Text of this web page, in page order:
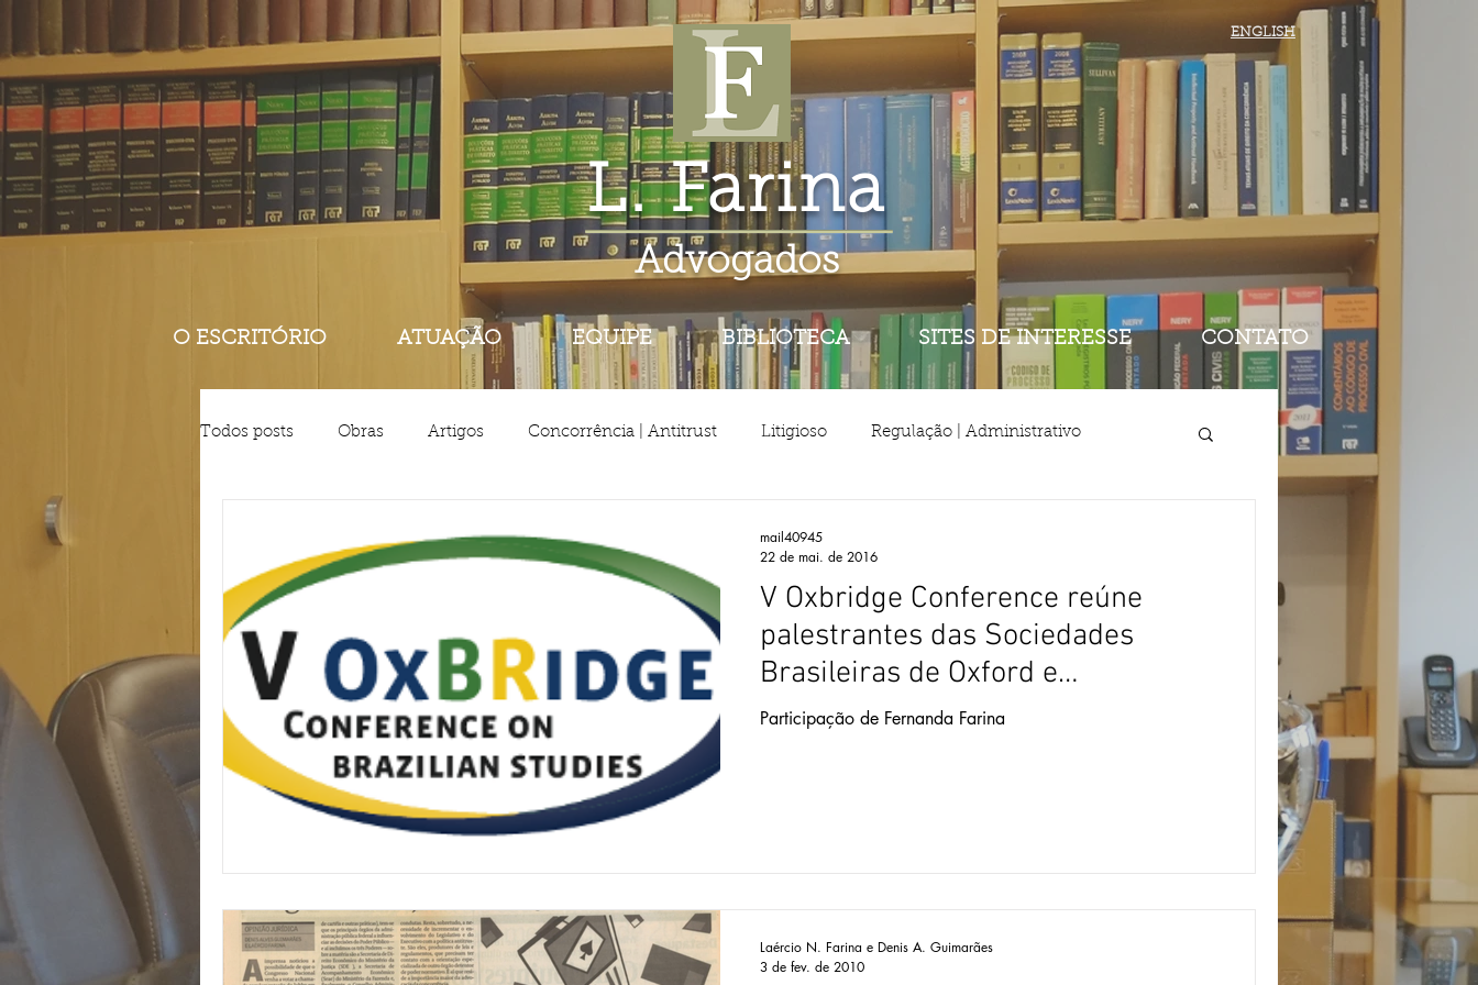
L. Farina
Advogados
ENGLISH
Todos posts Obras Artigos Concorrência | Antitrust Litigioso Regulação | Administrativo
V Oxbridge Conference reúne
palestrantes das Sociedades
Brasileiras de Oxford e
Cambridge.
Participação de Fernanda Farina
mail40945
22 de mai. de 2016
Laércio N. Farina e Denis A. Guimarães
3 de fev. de 2010
O ESCRITÓRIO ATUAÇÃO EQUIPE BIBLIOTECA SITES DE INTERESSE CONTATO